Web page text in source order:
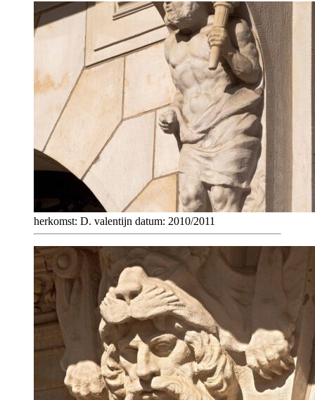
herkomst: D. valentijn datum: 2010/2011